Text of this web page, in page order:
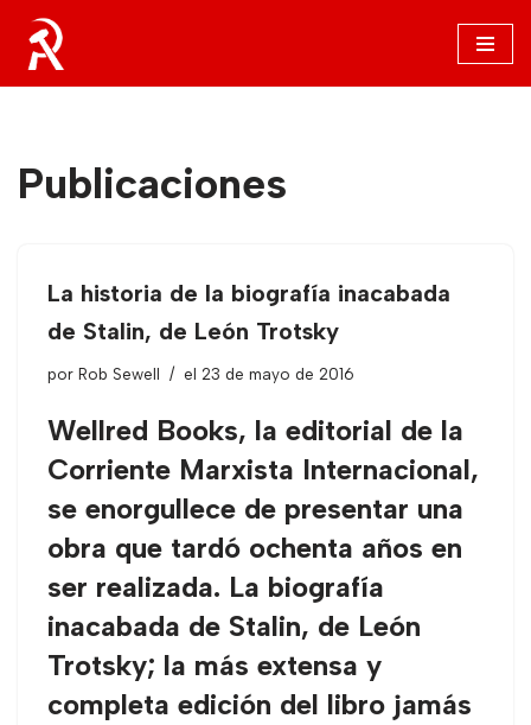
Saltar
al
Publicaciones
La historia de la biografía inacabada
de Stalin, de León Trotsky
por Rob Sewell el 23 de mayo de 2016
Wellred Books, la editorial de la
Corriente Marxista Internacional,
se enorgullece de presentar una
obra que tardó ochenta años en
ser realizada. La biografía
inacabada de Stalin, de León
Trotsky; la más extensa y
completa edición del libro jamás